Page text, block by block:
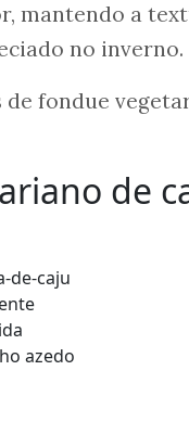
mantendo a
no inverno.
fondue
de
de-caju
azedo